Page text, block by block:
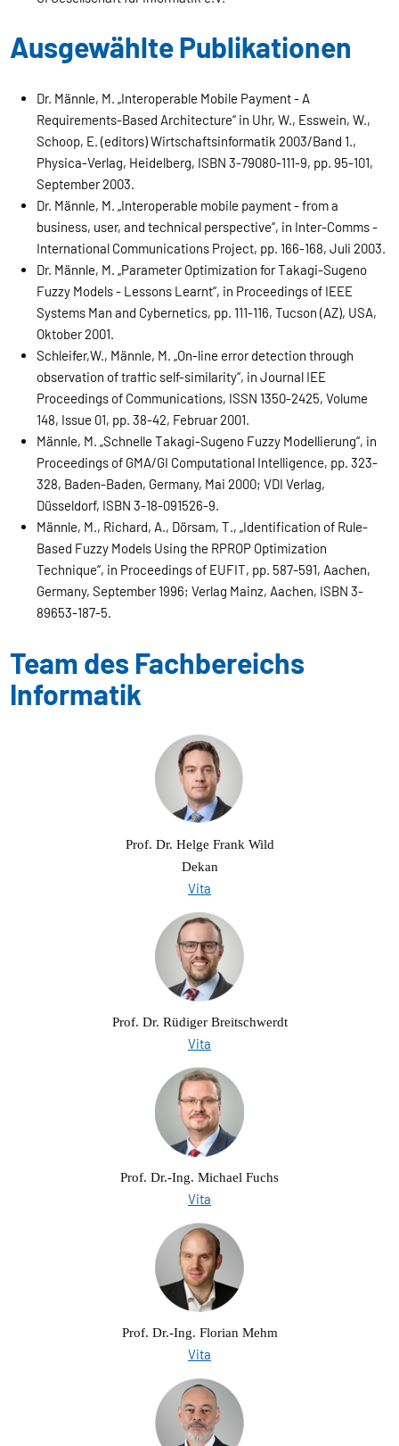
Ausgewählte Publikationen
Dr. Männle, M. „Interoperable Mobile Payment - A
Requirements-Based Architecture“ in Uhr, W., Esswein, W.,
Schoop, E. (editors) Wirtschaftsinformatik 2003/Band 1.,
Physica-Verlag, Heidelberg, ISBN 3-79080-111-9, pp. 95-101,
September 2003.
Dr. Männle, M. „Interoperable mobile payment - from a
business, user, and technical perspective“, in Inter-Comms -
International Communications Project, pp. 166-168, Juli 2003.
Dr. Männle, M. „Parameter Optimization for Takagi-Sugeno
Fuzzy Models - Lessons Learnt“, in Proceedings of IEEE
Systems Man and Cybernetics, pp. 111-116, Tucson (AZ), USA,
Oktober 2001.
Schleifer,W., Männle, M. „On-line error detection through
observation of traffic self-similarity“, in Journal IEE
Proceedings of Communications, ISSN 1350-2425, Volume
148, Issue 01, pp. 38-42, Februar 2001.
Männle, M. „Schnelle Takagi-Sugeno Fuzzy Modellierung“, in
Proceedings of GMA/GI Computational Intelligence, pp. 323-
328, Baden-Baden, Germany, Mai 2000; VDI Verlag,
Düsseldorf, ISBN 3-18-091526-9.
Männle, M., Richard, A., Dörsam, T., „Identification of Rule-
Based Fuzzy Models Using the RPROP Optimization
Technique“, in Proceedings of EUFIT, pp. 587-591, Aachen,
Germany, September 1996; Verlag Mainz, Aachen, ISBN 3-
89653-187-5.
Team des Fachbereichs
Informatik
Prof. Dr. Helge Frank Wild
Dekan
Vita
Prof. Dr. Rüdiger Breitschwerdt
Vita
Prof. Dr.-Ing. Michael Fuchs
Vita
Prof. Dr.-Ing. Florian Mehm
Vita